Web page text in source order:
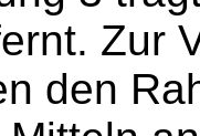
Zur
den